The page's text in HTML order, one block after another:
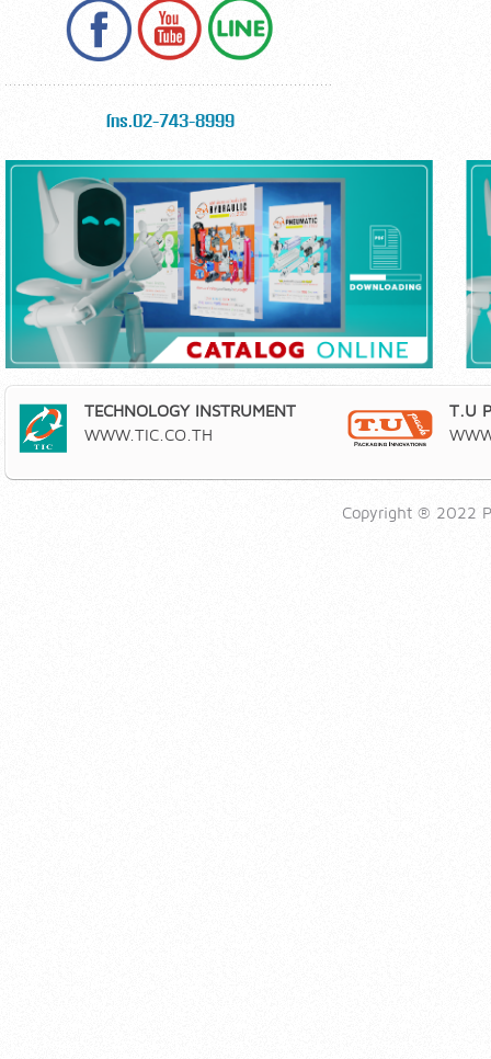
โทร.02-743-8999
TECHNOLOGY INSTRUMENT
WWW.TIC.CO.TH
T.U
Copyright ® 2022